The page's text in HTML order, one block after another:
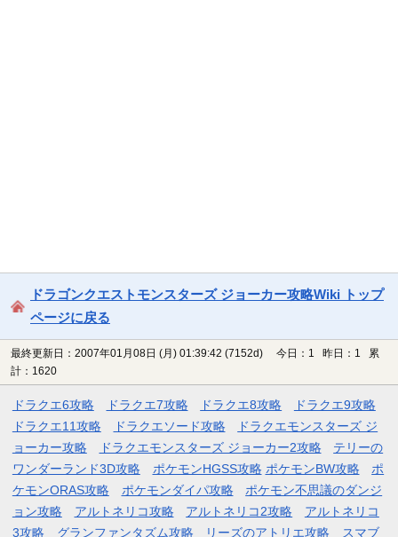
ドラゴンクエストモンスターズ ジョーカー攻略Wiki トップ
ページに戻る
最終更新日：2007年01月08日 (月) 01:39:42 (7152d)
今日：1 昨日：1 累
計：1620
ドラクエ6攻略 ドラクエ7攻略 ドラクエ8攻略
ドラクエ9攻略
ドラクエ11攻略
ドラクエソード攻略
ドラクエモンスターズ ジ
ョーカー攻略
ドラクエモンスターズ ジョーカー2攻略
テリーの
ワンダーランド3D攻略
ポケモンHGSS攻略 ポケモンBW攻略
ポ
ケモンORAS攻略
ポケモンダイパ攻略
ポケモン不思議のダンジ
ョン攻略
アルトネリコ攻略 アルトネリコ2攻略
アルトネリコ
3攻略
グランファンタズム攻略 リーズのアトリエ攻略 スマブ